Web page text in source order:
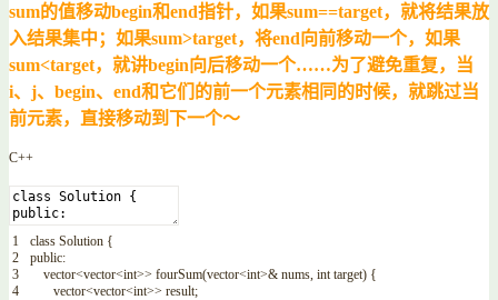
sum的值移动begin和end指针，如果sum==target，就将结果放
入结果集中；如果sum>target，将end向前移动一个，如果
sum<target，就讲begin向后移动一个……为了避免重复，当
i、j、begin、end和它们的前一个元素相同的时候，就跳过当
前元素，直接移动到下一个～
C++
1
2
3
4
class Solution {
public:
vector<vector<int>> fourSum(vector<int>& nums, int target) {
vector<vector<int>> result;